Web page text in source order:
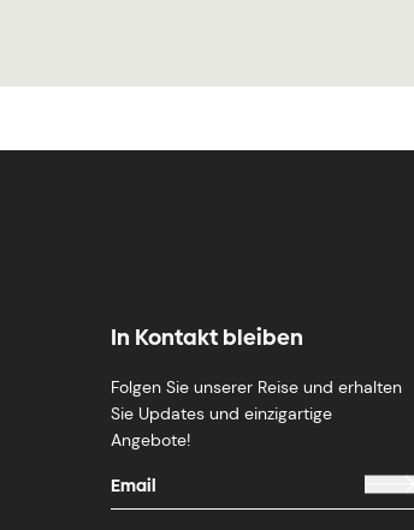
In Kontakt bleiben
Folgen Sie unserer Reise und erhalten
Sie Updates und einzigartige
Angebote!